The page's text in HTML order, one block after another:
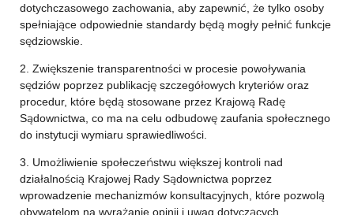
dotychczasowego zachowania, aby zapewnić, że tylko osoby
spełniające odpowiednie standardy będą mogły pełnić funkcje
sędziowskie.
2. Zwiększenie transparentności w procesie powoływania
sędziów poprzez publikację szczegółowych kryteriów oraz
procedur, które będą stosowane przez Krajową Radę
Sądownictwa, co ma na celu odbudowę zaufania społecznego
do instytucji wymiaru sprawiedliwości.
3. Umożliwienie społeczeństwu większej kontroli nad
działalnością Krajowej Rady Sądownictwa poprzez
wprowadzenie mechanizmów konsultacyjnych, które pozwolą
obywatelom na wyrażanie opinii i uwag dotyczących